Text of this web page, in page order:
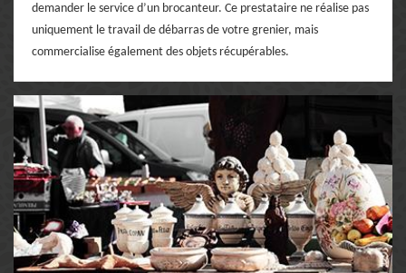
demander le service d’un brocanteur. Ce prestataire ne réalise pas
uniquement le travail de débarras de votre grenier, mais
commercialise également des objets récupérables.